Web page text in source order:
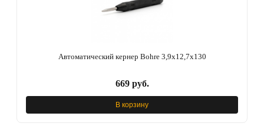
Автоматический кернер Bohre 3,9х12,7х130
669 руб.
В корзину